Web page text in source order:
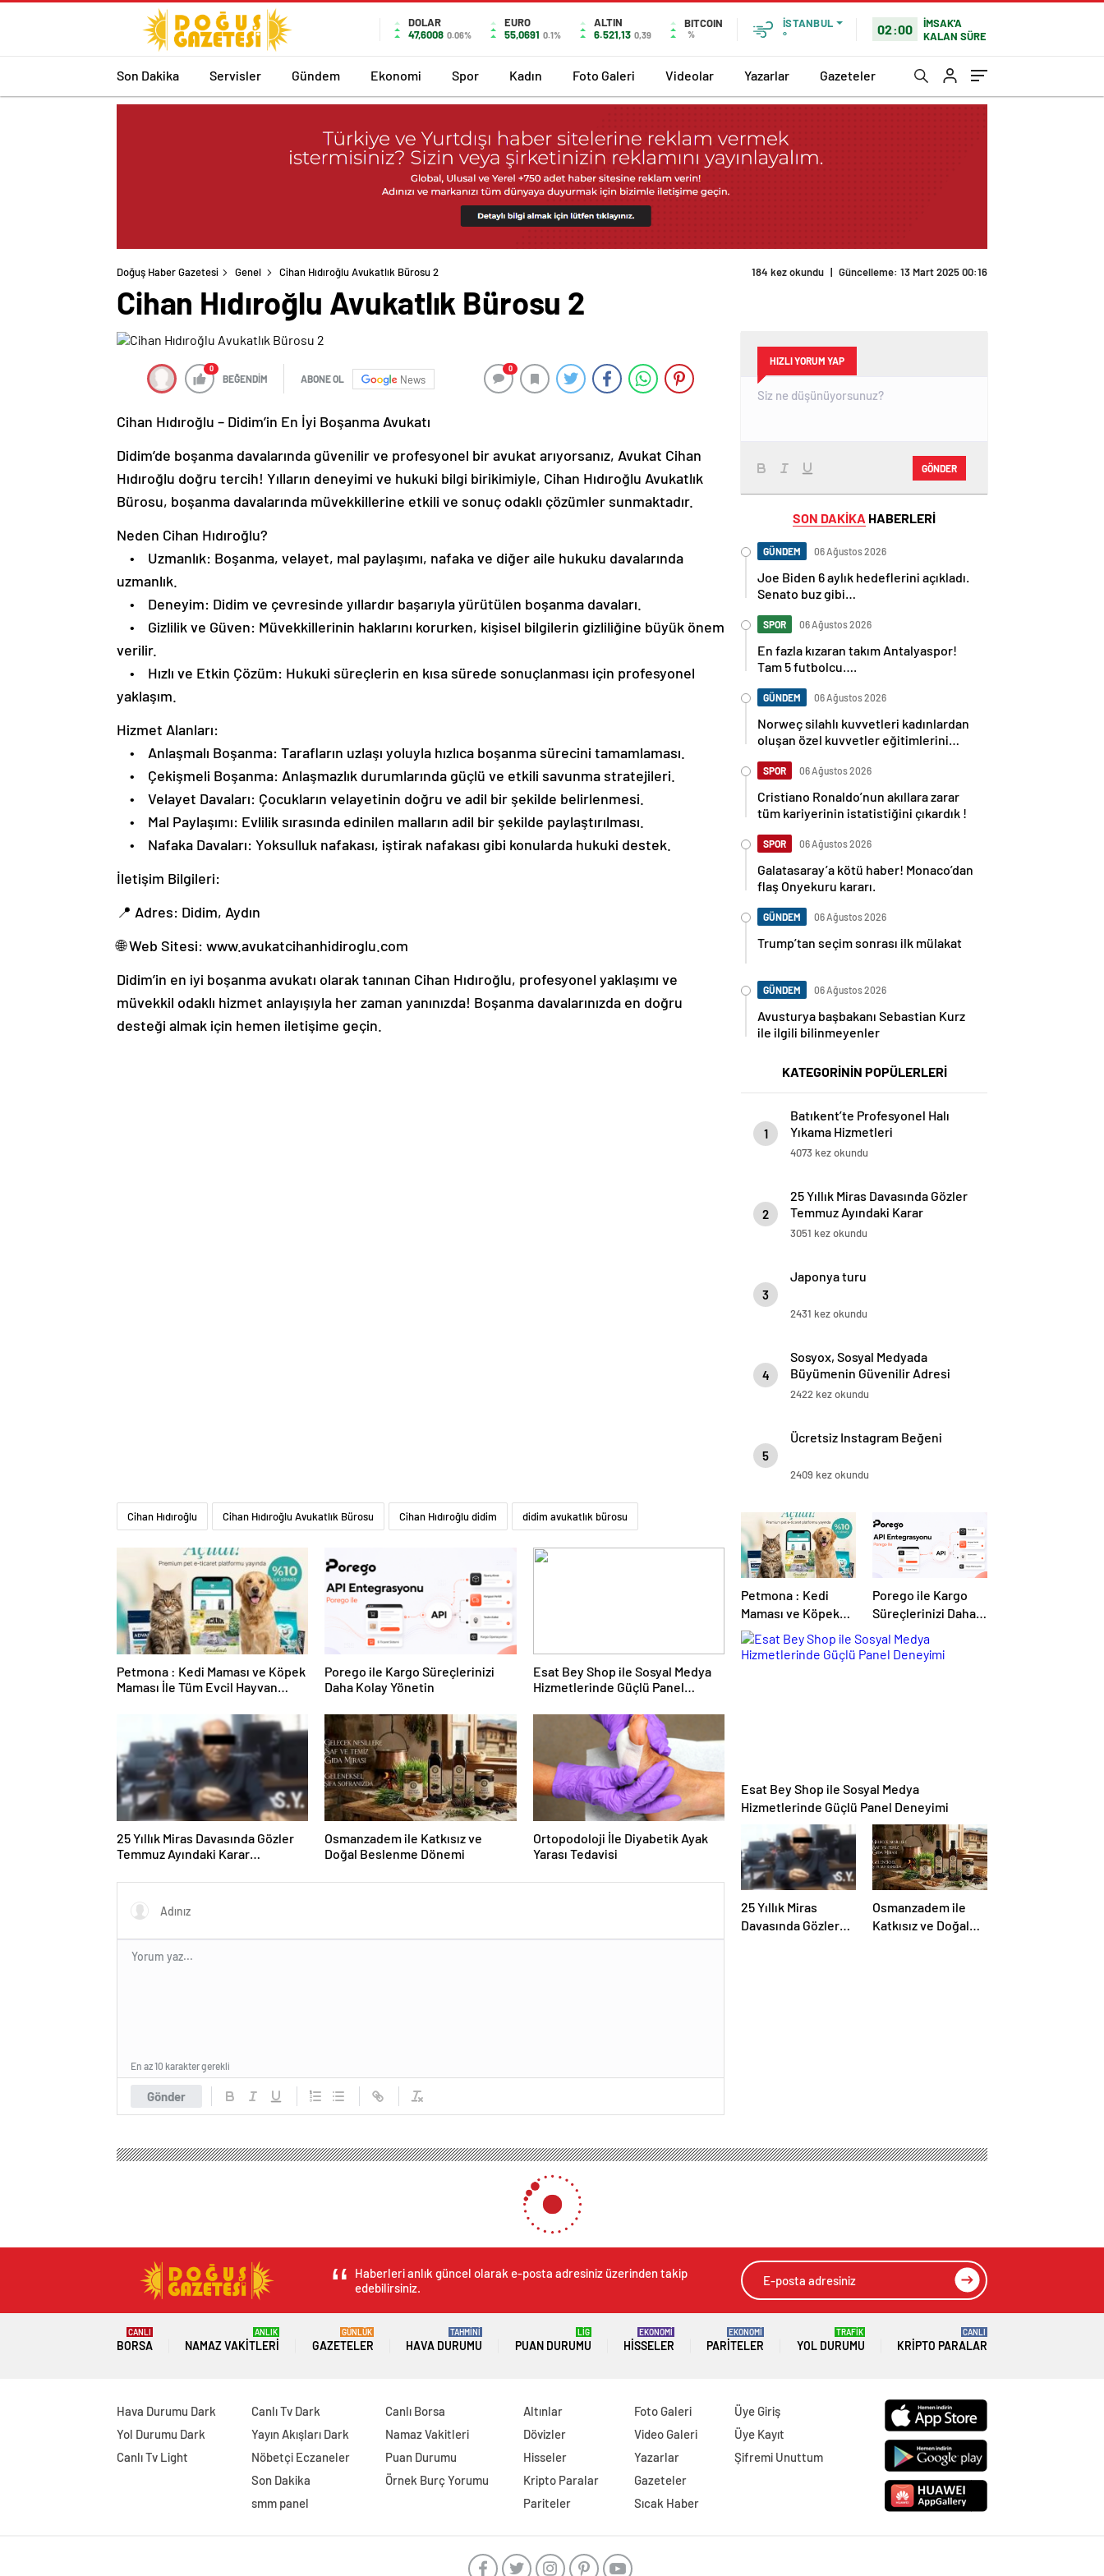
DOLAR
47,6008 0.06%
EURO
55,0691 0.1%
ALTIN
6.521,13 0,39
BITCOIN
%
İSTANBUL
°
02:00
İMSAK'A
KALAN SÜRE
Son Dakika Servisler Gündem Ekonomi Spor Kadın Foto Galeri Videolar Yazarlar Gazeteler
Doğuş Haber Gazetesi Genel Cihan Hıdıroğlu Avukatlık Bürosu 2 184 kez okundu | Güncelleme: 13 Mart 2025 00:16
Cihan Hıdıroğlu Avukatlık Bürosu 2
0
BEĞENDİM ABONE OL News
0
Cihan Hıdıroğlu – Didim’in En İyi Boşanma Avukatı
Didim’de boşanma davalarında güvenilir ve profesyonel bir avukat arıyorsanız, Avukat Cihan
Hıdıroğlu doğru tercih! Yılların deneyimi ve hukuki bilgi birikimiyle, Cihan Hıdıroğlu Avukatlık
Bürosu, boşanma davalarında müvekkillerine etkili ve sonuç odaklı çözümler sunmaktadır.
Neden Cihan Hıdıroğlu?
• Uzmanlık: Boşanma, velayet, mal paylaşımı, nafaka ve diğer aile hukuku davalarında
uzmanlık.
• Deneyim: Didim ve çevresinde yıllardır başarıyla yürütülen boşanma davaları.
• Gizlilik ve Güven: Müvekkillerinin haklarını korurken, kişisel bilgilerin gizliliğine büyük önem
verilir.
• Hızlı ve Etkin Çözüm: Hukuki süreçlerin en kısa sürede sonuçlanması için profesyonel
yaklaşım.
Hizmet Alanları:
• Anlaşmalı Boşanma: Tarafların uzlaşı yoluyla hızlıca boşanma sürecini tamamlaması.
• Çekişmeli Boşanma: Anlaşmazlık durumlarında güçlü ve etkili savunma stratejileri.
• Velayet Davaları: Çocukların velayetinin doğru ve adil bir şekilde belirlenmesi.
• Mal Paylaşımı: Evlilik sırasında edinilen malların adil bir şekilde paylaştırılması.
• Nafaka Davaları: Yoksulluk nafakası, iştirak nafakası gibi konularda hukuki destek.
İletişim Bilgileri:
📍 Adres: Didim, Aydın
🌐 Web Sitesi: www.avukatcihanhidiroglu.com
Didim’in en iyi boşanma avukatı olarak tanınan Cihan Hıdıroğlu, profesyonel yaklaşımı ve
müvekkil odaklı hizmet anlayışıyla her zaman yanınızda! Boşanma davalarınızda en doğru
desteği almak için hemen iletişime geçin.
Cihan Hıdıroğlu Cihan Hıdıroğlu Avukatlık Bürosu Cihan Hıdıroğlu didim didim avukatlık bürosu
Petmona : Kedi Maması ve Köpek
Maması İle Tüm Evcil Hayvan
Porego ile Kargo Süreçlerinizi
Daha Kolay Yönetin
Esat Bey Shop ile Sosyal Medya
Hizmetlerinde Güçlü Panel
25 Yıllık Miras Davasında Gözler
Temmuz Ayındaki Karar
Osmanzadem ile Katkısız ve
Doğal Beslenme Dönemi
Ortopodoloji İle Diyabetik Ayak
Yarası Tedavisi
Gönder
En az 10 karakter gerekli
HIZLI YORUM YAP
GÖNDER
SON DAKİKA HABERLERİ
GÜNDEM 06 Ağustos 2026
Joe Biden 6 aylık hedeflerini açıkladı.
Senato buz gibi…
SPOR 06 Ağustos 2026
En fazla kızaran takım Antalyaspor!
Tam 5 futbolcu….
GÜNDEM 06 Ağustos 2026
Norweç silahlı kuvvetleri kadınlardan
oluşan özel kuvvetler eğitimlerini
SPOR 06 Ağustos 2026
Cristiano Ronaldo’nun akıllara zarar
tüm kariyerinin istatistiğini çıkardık !
SPOR 06 Ağustos 2026
Galatasaray’a kötü haber! Monaco’dan
flaş Onyekuru kararı.
GÜNDEM 06 Ağustos 2026
Trump’tan seçim sonrası ilk mülakat
GÜNDEM 06 Ağustos 2026
Avusturya başbakanı Sebastian Kurz
ile ilgili bilinmeyenler
KATEGORİNİN POPÜLERLERİ
1
Batıkent’te Profesyonel Halı
Yıkama Hizmetleri
4073 kez okundu
2
25 Yıllık Miras Davasında Gözler
Temmuz Ayındaki Karar
Duruşmasına Çevrildi
3051 kez okundu
3
Japonya turu
2431 kez okundu
4
Sosyox, Sosyal Medyada
Büyümenin Güvenilir Adresi
Olarak Öne Çıkıyor
2422 kez okundu
5
Ücretsiz Instagram Beğeni
2409 kez okundu
Petmona : Kedi
Maması ve Köpek
Maması İle Tüm
Evcil Hayvan
Porego ile Kargo
Süreçlerinizi Daha
Kolay Yönetin
Esat Bey Shop ile Sosyal Medya
Hizmetlerinde Güçlü Panel Deneyimi
25 Yıllık Miras
Davasında Gözler
Osmanzadem ile
Katkısız ve Doğal
Haberleri anlık güncel olarak e-posta adresiniz üzerinden takip
edebilirsiniz.
BORSA
CANLI
NAMAZ VAKITLERI
ANLIK
GAZETELER
GÜNLÜK
HAVA DURUMU
TAHMİNİ
PUAN DURUMU
LİG
HISSELER
EKONOMİ
PARITELER
EKONOMİ
YOL DURUMU
TRAFİK
KRIPTO PARALAR
CANLI
Hava Durumu Dark
Yol Durumu Dark
Canlı Tv Light
Canlı Tv Dark
Yayın Akışları Dark
Nöbetçi Eczaneler
Son Dakika
smm panel
Canlı Borsa
Namaz Vakitleri
Puan Durumu
Örnek Burç Yorumu
Altınlar
Dövizler
Hisseler
Kripto Paralar
Pariteler
Foto Galeri
Video Galeri
Yazarlar
Gazeteler
Sıcak Haber
Üye Giriş
Üye Kayıt
Şifremi Unuttum